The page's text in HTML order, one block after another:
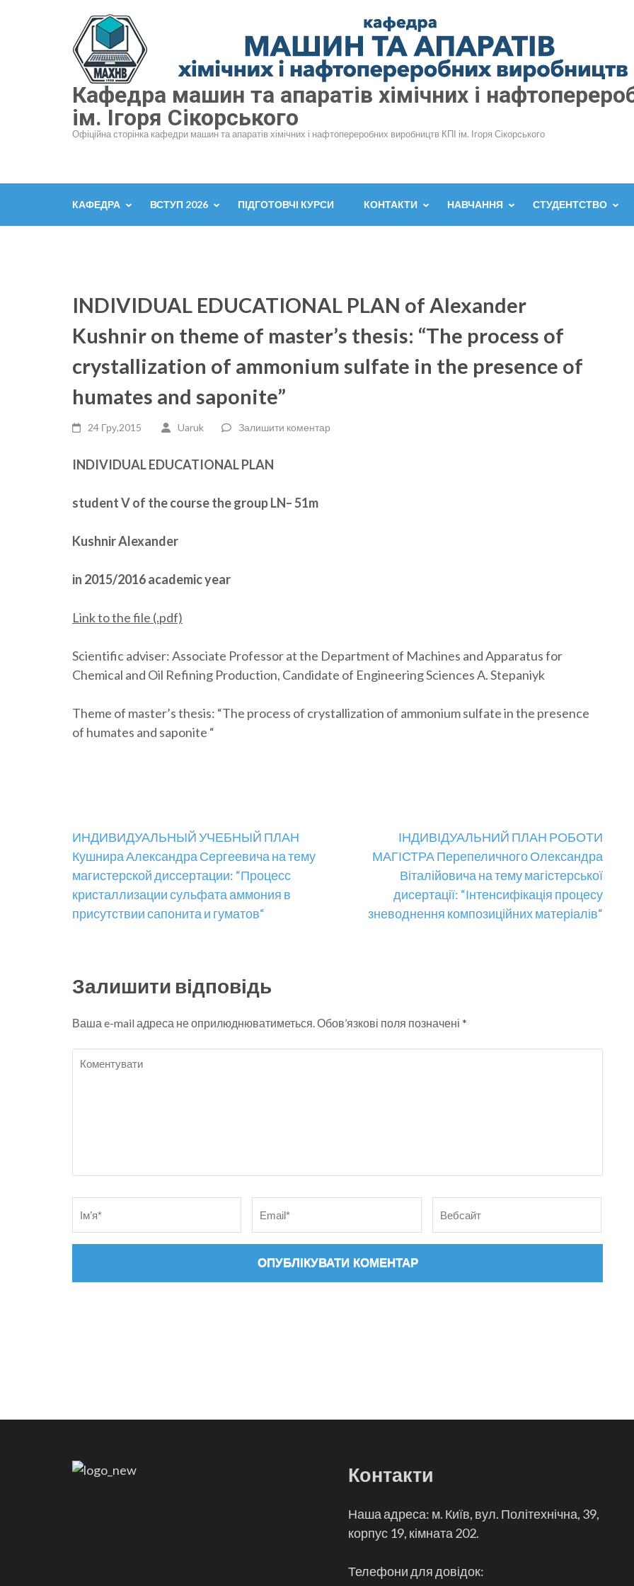
Кафедра машин та апаратів хімічних і
ім. Ігоря Сікорського
Офіційна сторінка кафедри машин та апаратів хімічних і нафтопереробних виробництв КПІ ім. Ігоря Сікорського
КАФЕДРА ВСТУП 2026 ПІДГОТОВЧІ КУРСИ КОНТАКТИ НАВЧАННЯ СТУДЕНТСТВО
INDIVIDUAL EDUCATIONAL PLAN of Alexander
Kushnir on theme of master’s thesis: “The process of
crystallization of ammonium sulfate in the presence of
humates and saponite”
24 Гру,2015 Uaruk Залишити коментар
INDIVIDUALEDUCATIONAL PLAN
studentVof the coursethe groupLN– 51m
Kushnir Alexander
in 2015/2016 academic year
Link to the file (.pdf)
Scientific adviser: Associate Professor at the Department of Machines and Apparatus for
Chemical and Oil Refining Production, Candidate of Engineering Sciences A. Stepaniyk
Theme of master’s thesis: “The process of crystallization of ammonium sulfate in the presence
of humates and saponite “
Навігація
записів
ИНДИВИДУАЛЬНЫЙ УЧЕБНЫЙ ПЛАН
Кушнира Александра Сергеевича на тему
магистерской диссертации: “Процесс
кристаллизации сульфата аммония в
присутствии сапонита и гуматов“
ІНДИВІДУАЛЬНИЙ ПЛАН РОБОТИ
МАГІСТРА Перепеличного Олександра
Віталійовича на тему магістерської
дисертації: “Інтенсифікація процесу
зневоднення композиційних матеріалів“
Залишити відповідь
Ваша e-mail адреса не оприлюднюватиметься.Обов’язкові поля позначені *
адреса
Контакти
Наша адреса: м. Київ, вул. Політехнічна, 39,
корпус 19, кімната 202.
Телефони для довідок: